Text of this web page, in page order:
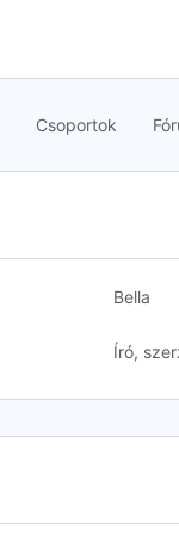
Csoportok
Bella
Író,